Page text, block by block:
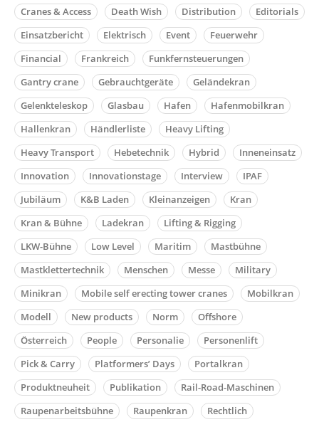
Cranes & Access
Death Wish Distribution
Editorials
Einsatzbericht
Elektrisch Event
Feuerwehr
Financial
Frankreich
Funkfernsteuerungen
Gantry crane
Gebrauchtgeräte
Geländekran
Gelenkteleskop
Glasbau Hafen
Hafenmobilkran
Hallenkran
Händlerliste
Heavy Lifting
Heavy Transport
Hebetechnik Hybrid
Inneneinsatz
Innovation
Innovationstage Interview
IPAF
Jubiläum
K&B Laden Kleinanzeigen
Kran
Kran & Bühne
Ladekran
Lifting & Rigging
LKW-Bühne
Low Level Maritim
Mastbühne
Mastklettertechnik
Menschen Messe
Military
Minikran
Mobile self erecting tower cranes
Mobilkran
Modell
New products Norm
Offshore
Österreich
People Personalie
Personenlift
Pick & Carry
Platformers’ Days
Portalkran
Produktneuheit
Publikation
Rail-Road-Maschinen
Raupenarbeitsbühne
Raupenkran Rechtlich